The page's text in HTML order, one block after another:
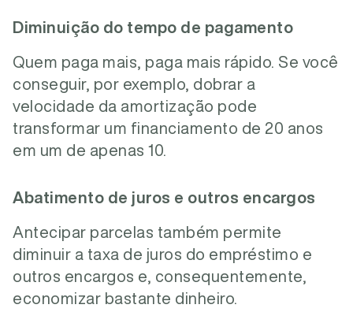
Diminuição do tempo de pagamento
Quem paga mais, paga mais rápido. Se você
conseguir, por exemplo, dobrar a
velocidade da amortização pode
transformar um financiamento de 20 anos
em um de apenas 10.
Abatimento de juros e outros encargos
Antecipar parcelas também permite
diminuir a taxa de juros do empréstimo e
outros encargos e, consequentemente,
economizar bastante dinheiro.